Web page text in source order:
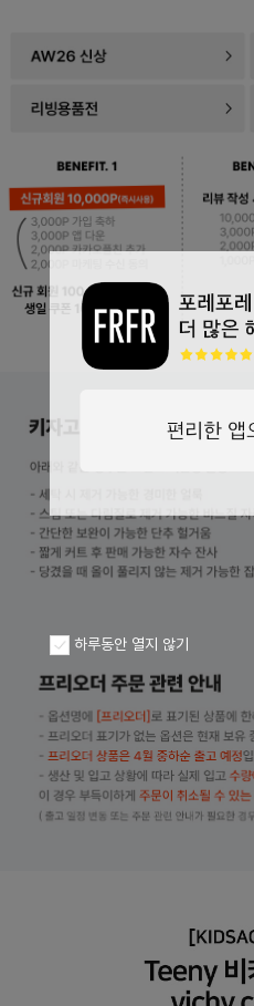
하루동안 열지 않기